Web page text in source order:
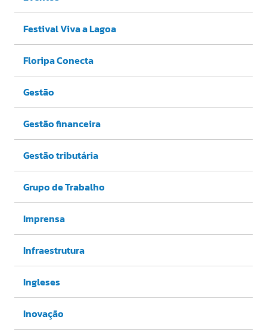
Festival Viva a Lagoa
Floripa Conecta
Gestão
Gestão financeira
Gestão tributária
Grupo de Trabalho
Imprensa
Infraestrutura
Ingleses
Inovação